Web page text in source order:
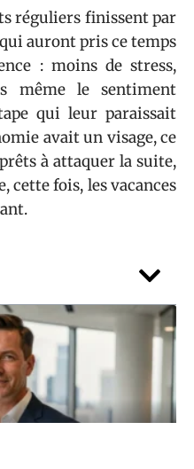
réguliers finissent par
auront pris ce temps
: moins de stress,
même le sentiment
qui leur paraissait
avait un visage, ce
à attaquer la suite,
cette fois, les vacances